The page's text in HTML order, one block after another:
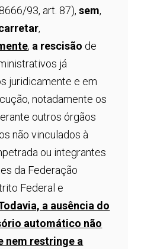
93, art. 87),sem,
,
, a rescisão de
já
juridicamente e em
notadamente os
outros órgãos
não vinculados à
ou integrantes
da Federação
Federal e
a ausência do
automático não
nem restringe a